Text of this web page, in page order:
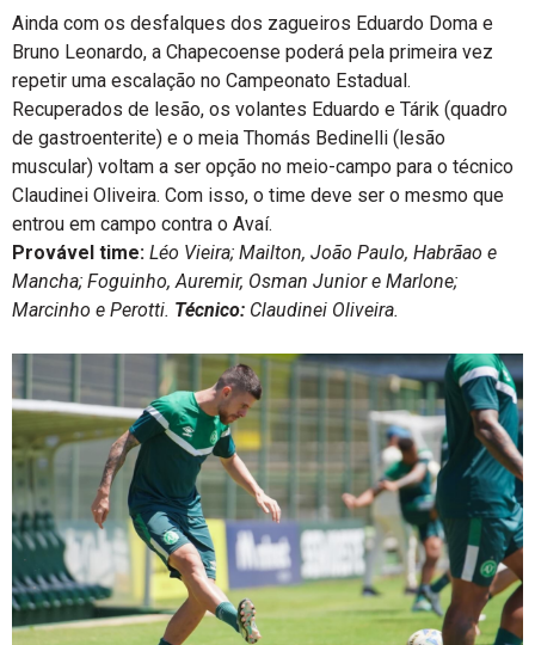
Ainda com os desfalques dos zagueiros Eduardo Doma e
Bruno Leonardo, a Chapecoense poderá pela primeira vez
repetir uma escalação no Campeonato Estadual.
Recuperados de lesão, os volantes Eduardo e Tárik (quadro
de gastroenterite) e o meia Thomás Bedinelli (lesão
muscular) voltam a ser opção no meio-campo para o técnico
Claudinei Oliveira. Com isso, o time deve ser o mesmo que
entrou em campo contra o Avaí.
Provável time: Léo Vieira; Mailton, João Paulo, Habrãao e
Mancha; Foguinho, Auremir, Osman Junior e Marlone;
Marcinho e Perotti. Técnico: Claudinei Oliveira.